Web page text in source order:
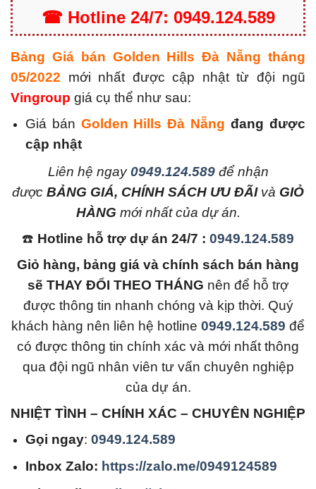
☎ Hotline 24/7: 0949.124.589
Bảng Giá bán Golden Hills Đà Nẵng tháng
05/2022 mới nhất được cập nhật từ đội ngũ
Vingroup giá cụ thể như sau:
Giá bán Golden Hills Đà Nẵng đang được
cập nhật
Liên hệ ngay 0949.124.589để nhận
được BẢNG GIÁ, CHÍNH SÁCH ƯU ĐÃIvà GIỎ
HÀNG mới nhất của dự án.
☎️ Hotline hỗ trợ dự án 24/7 : 0949.124.589
Giỏ hàng, bảng giá và chính sách bán hàng
sẽ THAY ĐỔI THEO THÁNG nên để hỗ trợ
được thông tin nhanh chóng và kịp thời. Quý
khách hàng nên liên hệ hotline 0949.124.589 để
có được thông tin chính xác và mới nhất thông
qua đội ngũ nhân viên tư vấn chuyên nghiệp
của dự án.
NHIỆT TÌNH – CHÍNH XÁC – CHUYÊN NGHIỆP
Gọi ngay: 0949.124.589
Inbox Zalo: https://zalo.me/0949124589